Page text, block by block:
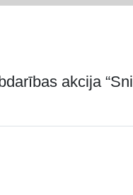
akcija